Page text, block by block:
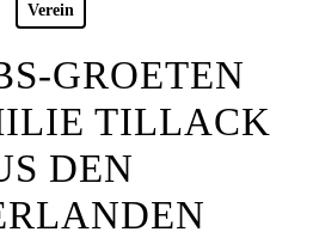
Verein
GROETEN
TILLACK
DEN